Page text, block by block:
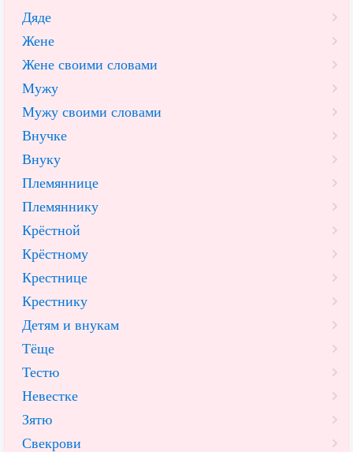
Дяде
Жене
Жене своими словами
Мужу
Мужу своими словами
Внучке
Внуку
Племяннице
Племяннику
Крёстной
Крёстному
Крестнице
Крестнику
Детям и внукам
Тёще
Тестю
Невестке
Зятю
Свекрови